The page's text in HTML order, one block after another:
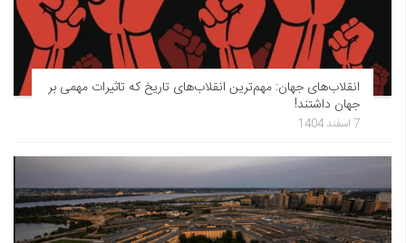
انقلاب‌های جهان: مهم‌ترین انقلاب‌های تاریخ که تاثیرات مهمی بر
جهان داشتند!
7 اسفند 1404